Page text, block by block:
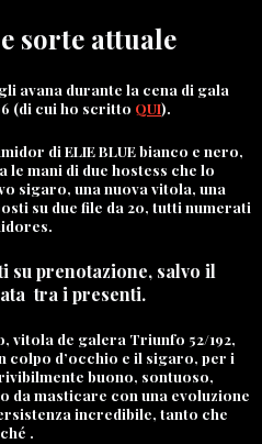
sorte attuale
avana durante la cena di gala
(di cui ho scritto QUI).
di ELIE BLUE bianco e nero,
mani di due hostess che lo
sigaro, una nuova vitola, una
su due file da 20, tutti numerati
su prenotazione, salvo il
tra i presenti.
vitola de galera Triunfo 52/192,
colpo d’occhio e il sigaro, per i
buono, sontuoso,
da masticare con una evoluzione
incredibile, tanto che
.